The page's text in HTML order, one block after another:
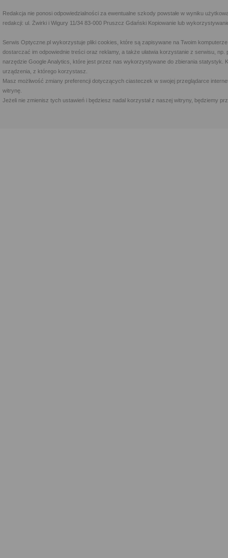
Redakcja nie ponosi odpowiedzialności za ewentualne szkody powstałe w wyniku
redakcji: ul. Żwirki i Wigury 11/34 83-000 Pruszcz Gdański Kopiowanie lub
Serwis Optyczne.pl wykorzystuje pliki cookies, które są zapisywane na Twoim
dostarczać im odpowiednie treści oraz reklamy, a także ułatwia korzystanie z serwisu,
narzędzie Google Analytics, które jest przez nas wykorzystywane do zbierania statystyk.
urządzenia, z którego korzystasz.
Masz możliwość zmiany preferencji dotyczących ciasteczek w swojej przeglądarce
witrynę.
Jeżeli nie zmienisz tych ustawień i będziesz nadal korzystał z naszej witryny, będziemy